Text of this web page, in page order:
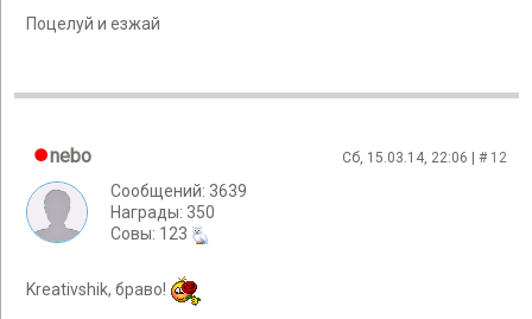
Поцелуй и езжай
nebo Сб, 15.03.14, 22:06 | # 12
Сообщений: 3639
Награды: 350
Cовы: 123
Kreativshik, браво!